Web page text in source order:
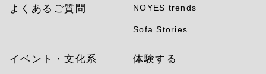
よくあるご質問
NOYES trends
Sofa Stories
イベント・文化系 体験する